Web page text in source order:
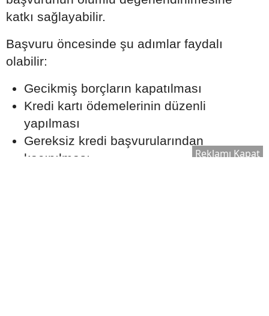
katkı sağlayabilir.
Başvuru öncesinde şu adımlar faydalı
olabilir:
Gecikmiş borçların kapatılması
Kredi kartı ödemelerinin düzenli
yapılması
Gereksiz kredi başvurularından
kaçınılması
Reklamı Kapat